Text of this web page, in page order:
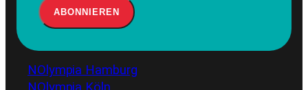
NOlympia Hamburg